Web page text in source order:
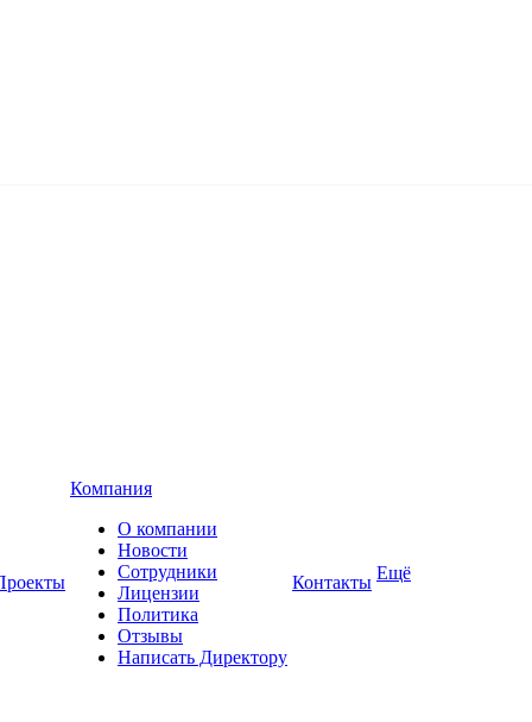
Компания
О компании
Новости
Сотрудники
Лицензии
Политика
Отзывы
Написать Директору
Контакты Ещё